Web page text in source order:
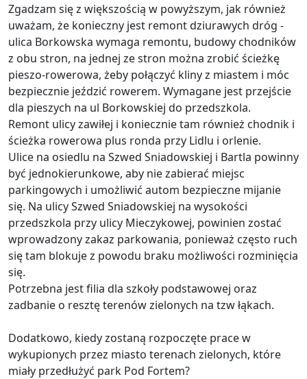
Zgadzam się z większością w powyższym, jak również
uważam, że konieczny jest remont dziurawych dróg -
ulica Borkowska wymaga remontu, budowy chodników
z obu stron, na jednej ze stron można zrobić ścieżkę
pieszo-rowerowa, żeby połączyć kliny z miastem i móc
bezpiecznie jeździć rowerem. Wymagane jest przejście
dla pieszych na ul Borkowskiej do przedszkola.
Remont ulicy zawiłej i koniecznie tam również chodnik i
ścieżka rowerowa plus ronda przy Lidlu i orlenie.
Ulice na osiedlu na Szwed Sniadowskiej i Bartla powinny
być jednokierunkowe, aby nie zabierać miejsc
parkingowych i umożliwić autom bezpieczne mijanie
się. Na ulicy Szwed Sniadowskiej na wysokości
przedszkola przy ulicy Mieczykowej, powinien zostać
wprowadzony zakaz parkowania, ponieważ często ruch
się tam blokuje z powodu braku możliwości rozminięcia
się.
Potrzebna jest filia dla szkoły podstawowej oraz
zadbanie o resztę terenów zielonych na tzw łąkach.
Dodatkowo, kiedy zostaną rozpoczęte prace w
wykupionych przez miasto terenach zielonych, które
miały przedłużyć park Pod Fortem?